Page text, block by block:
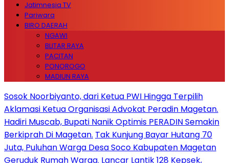
Jatimnesia TV
Pariwara
BIRO DAERAH
NGAWI
BLITAR RAYA
PACITAN
PONOROGO
MADIUN RAYA
Sosok Noorbiyanto, dari Ketua PWI Hingga Terpilih
Aklamasi Ketua Organisasi Advokat Peradin Magetan.
Hadiri Muscab, Bupati Nanik Optimis PERADIN Semakin
Berkiprah Di Magetan. Tak Kunjung Bayar Hutang 70
Juta, Puluhan Warga Desa Soco Kabupaten Magetan
Geruduk Rumah Warga. Lancar Lantik 128 Kepsek,